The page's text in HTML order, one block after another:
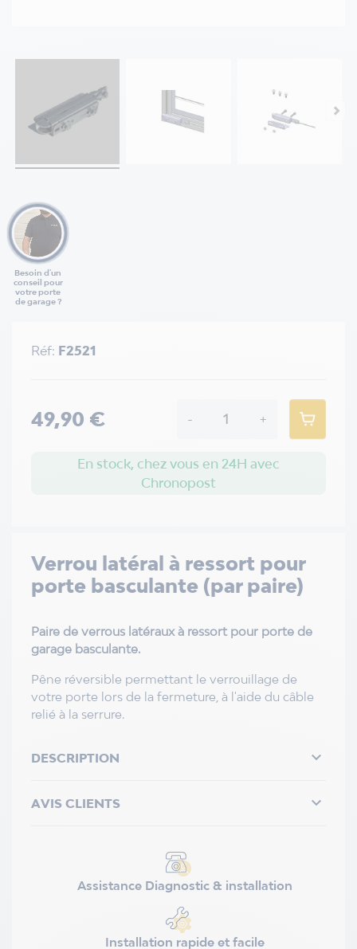
Besoin d'un
conseil pour
votre porte
de garage ?
Verrou latéral à ressort pour
porte basculante (par paire)
Paire de verrous latéraux à ressort pour porte de
garage basculante.
Pêne réversible permettant le verrouillage de
votre porte lors de la fermeture, à l'aide du câble
relié à la serrure.
DESCRIPTION 
AVIS CLIENTS 
Assistance Diagnostic & installation
Installation rapide et facile
Réf: F2521
49,90 € - +
En stock, chez vous en 24H avec
Chronopost